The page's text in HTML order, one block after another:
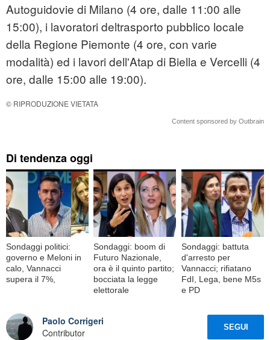
Autoguidovie di Milano (4 ore, dalle 11:00 alle
15:00), i lavoratori deltrasporto pubblico locale
della Regione Piemonte (4 ore, con varie
modalità) ed i lavori dell'Atap di Biella e Vercelli (4
ore, dalle 15:00 alle 19:00).
© RIPRODUZIONE VIETATA
Content sponsored by Outbrain
Di tendenza oggi
Sondaggi politici:
governo e Meloni in
calo, Vannacci
supera il 7%,
Sondaggi: boom di
Futuro Nazionale,
ora è il quinto partito;
bocciata la legge
elettorale
Sondaggi: battuta
d'arresto per
Vannacci; rifiatano
FdI, Lega, bene M5s
e PD
Paolo Corrigeri
Contributor
SEGUI